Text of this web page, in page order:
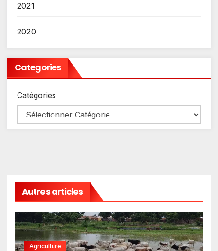
2021
2020
Categories
Catégories
Autres articles
Agriculture